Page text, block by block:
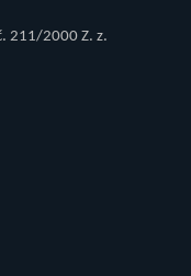
211/2000 Z. z.